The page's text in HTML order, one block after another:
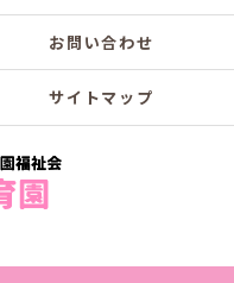
お問い合わせ
サイトマップ